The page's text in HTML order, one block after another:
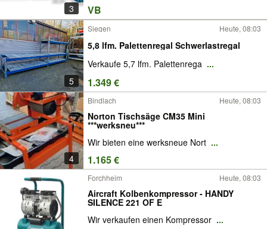
3 VB
5
Siegen Heute, 08:03
5,8 lfm. Palettenregal Schwerlastregal
Verkaufe 5,7 lfm. Palettenrega ...
1.349 €
4
Bindlach Heute, 08:03
Norton Tischsäge CM35 Mini
***werksneu***
Wir bieten eine werksneue Nort ...
1.165 €
Forchheim Heute, 08:03
Aircraft Kolbenkompressor - HANDY
SILENCE 221 OF E
Wir verkaufen einen Kompressor ...